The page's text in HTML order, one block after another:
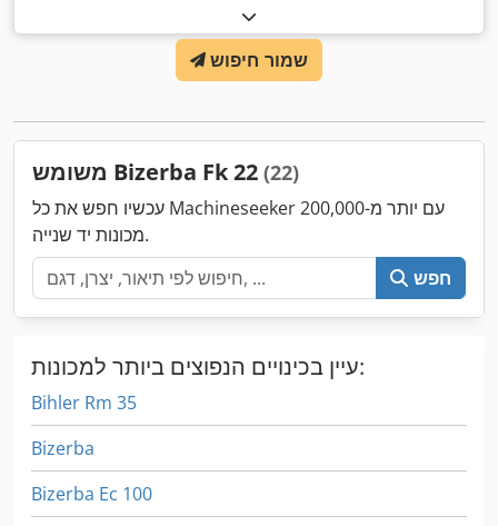
שמור חיפוש
משומש Bizerba Fk 22 (22)
עכשיו חפש את כל Machineseeker עם יותר מ-200,000
מכונות יד שנייה.
חפש
עיין בכינויים הנפוצים ביותר למכונות:
Bihler Rm 35
Bizerba
Bizerba Ec 100